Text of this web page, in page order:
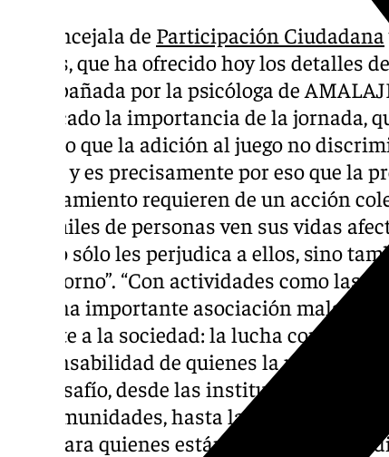
La Concejala de Participación Ciudadana
Robles, que ha ofrecido hoy los detalles
acompañada por la psicóloga de
destacado la importancia de la jornada,
“puesto que la adición al juego no
social, y es precisamente por eso que la
el tratamiento requieren de un acción
año, miles de personas ven sus vidas
que no sólo les perjudica a ellos, sino
su entorno”. “Con actividades como las
con una importante asociación
urgente a la sociedad: la lucha contra la
responsabilidad de quienes la padecen,
ese desafío, desde las institución
las comunidades, hasta las familias y
vital para quienes están en riesgo”, ha